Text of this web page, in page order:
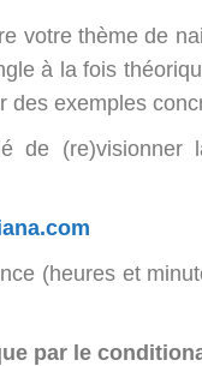
votre thème de
à la fois
des exemples
(re)visionner
(heures et
par le